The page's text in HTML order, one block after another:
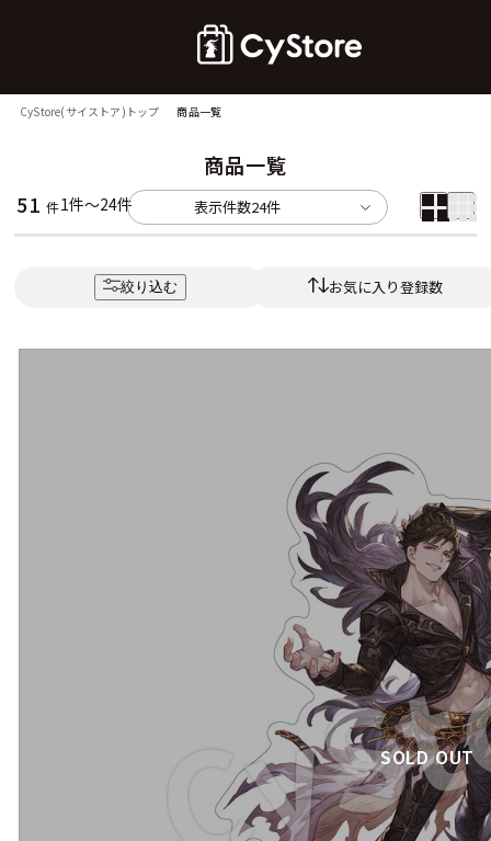
CyStore(サイストア)トップ 商品一覧
商品一覧
51 件1件～24件 表示件数24件
絞り込む お気に入り登録数
SOLD OUT